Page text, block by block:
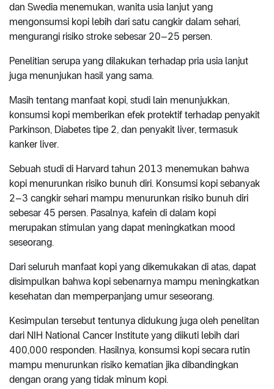
dan Swedia menemukan, wanita usia lanjut yang
mengonsumsi kopi lebih dari satu cangkir dalam sehari,
mengurangi risiko stroke sebesar 20–25 persen.
Penelitian serupa yang dilakukan terhadap pria usia lanjut
juga menunjukan hasil yang sama.
Masih tentang manfaat kopi, studi lain menunjukkan,
konsumsi kopi memberikan efek protektif terhadap penyakit
Parkinson, Diabetes tipe 2, dan penyakit liver, termasuk
kanker liver.
Sebuah studi di Harvard tahun 2013 menemukan bahwa
kopi menurunkan risiko bunuh diri. Konsumsi kopi sebanyak
2–3 cangkir sehari mampu menurunkan risiko bunuh diri
sebesar 45 persen. Pasalnya, kafein di dalam kopi
merupakan stimulan yang dapat meningkatkan mood
seseorang.
Dari seluruh manfaat kopi yang dikemukakan di atas, dapat
disimpulkan bahwa kopi sebenarnya mampu meningkatkan
kesehatan dan memperpanjang umur seseorang.
Kesimpulan tersebut tentunya didukung juga oleh penelitan
dari NIH National Cancer Institute yang diikuti lebih dari
400,000 responden. Hasilnya, konsumsi kopi secara rutin
mampu menurunkan risiko kematian jika dibandingkan
dengan orang yang tidak minum kopi.